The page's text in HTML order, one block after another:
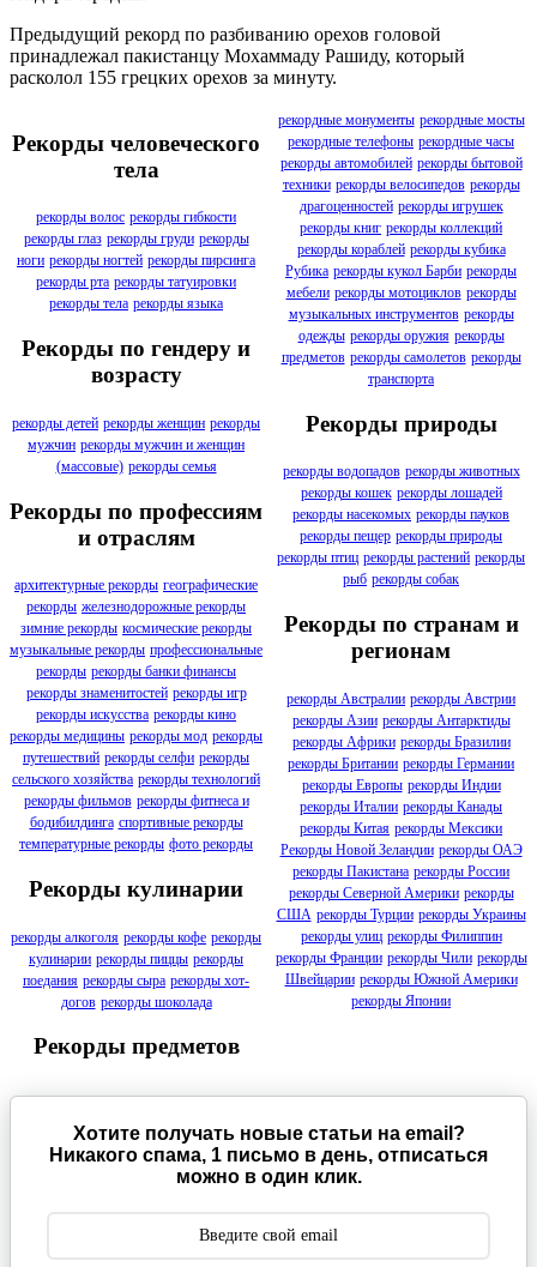
Предыдущий рекорд по разбиванию орехов головой
принадлежал пакистанцу Мохаммаду Рашиду, который
расколол 155 грецких орехов за минуту.
Рекорды человеческого
тела
рекорды волос рекорды гибкости
рекорды глаз рекорды груди рекорды
ноги рекорды ногтей рекорды пирсинга
рекорды рта рекорды татуировки
рекорды тела рекорды языка
Рекорды по гендеру и
возрасту
рекорды детей рекорды женщин рекорды
мужчин рекорды мужчин и женщин
(массовые) рекорды семья
Рекорды по профессиям
и отраслям
архитектурные рекорды географические
рекорды железнодорожные рекорды
зимние рекорды космические рекорды
музыкальные рекорды профессиональные
рекорды рекорды банки финансы
рекорды знаменитостей рекорды игр
рекорды искусства рекорды кино
рекорды медицины рекорды мод рекорды
путешествий рекорды селфи рекорды
сельского хозяйства рекорды технологий
рекорды фильмов рекорды фитнеса и
бодибилдинга спортивные рекорды
температурные рекорды фото рекорды
Рекорды кулинарии
рекорды алкоголя рекорды кофе рекорды
кулинарии рекорды пиццы рекорды
поедания рекорды сыра рекорды хот-
догов рекорды шоколада
Рекорды предметов
рекордные монументы рекордные мосты
рекордные телефоны рекордные часы
рекорды автомобилей рекорды бытовой
техники рекорды велосипедов рекорды
драгоценностей рекорды игрушек
рекорды книг рекорды коллекций
рекорды кораблей рекорды кубика
Рубика рекорды кукол Барби рекорды
мебели рекорды мотоциклов рекорды
музыкальных инструментов рекорды
одежды рекорды оружия рекорды
предметов рекорды самолетов рекорды
транспорта
Рекорды природы
рекорды водопадов рекорды животных
рекорды кошек рекорды лошадей
рекорды насекомых рекорды пауков
рекорды пещер рекорды природы
рекорды птиц рекорды растений рекорды
рыб рекорды собак
Рекорды по странам и
регионам
рекорды Австралии рекорды Австрии
рекорды Азии рекорды Антарктиды
рекорды Африки рекорды Бразилии
рекорды Британии рекорды Германии
рекорды Европы рекорды Индии
рекорды Италии рекорды Канады
рекорды Китая рекорды Мексики
Рекорды Новой Зеландии рекорды ОАЭ
рекорды Пакистана рекорды России
рекорды Северной Америки рекорды
США рекорды Турции рекорды Украины
рекорды улиц рекорды Филиппин
рекорды Франции рекорды Чили рекорды
Швейцарии рекорды Южной Америки
рекорды Японии
Хотите получать новые статьи на email?
Никакого спама, 1 письмо в день, отписаться
можно в один клик.